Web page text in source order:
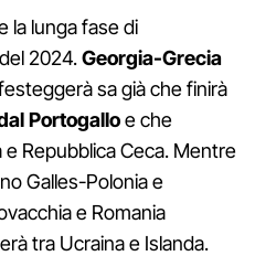
la lunga fase di
2024.Georgia-Grecia
sa già che finirà
Portogalloe che
Repubblica Ceca. Mentre
Galles-Polonia e
e Romania
tra Ucraina e Islanda.